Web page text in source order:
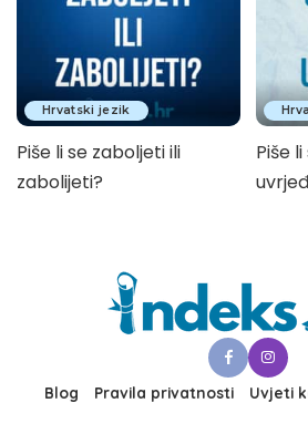
Hrvatski jezik
Piše li se zaboljeti ili
zabolijeti?
Piše
Blog Pravila privatnosti Uvjeti